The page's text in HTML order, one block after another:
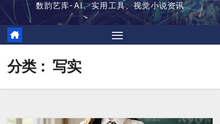
数韵艺库-AI、实用工具、视觉小说资讯
分类： 写实